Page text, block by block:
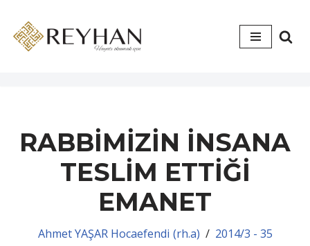
İçeriğe
RABBİMİZİN İNSANA
TESLİM ETTİĞİ
EMANET
Ahmet YAŞAR Hocaefendi (rh.a) 2014/3 - 35